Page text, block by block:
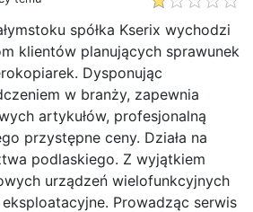
spółka Kserix wychodzi
klientów planujących sprawunek
Dysponując
w branży, zapewnia
artykułów, profesjonalną
przystępne ceny. Działa na
podlaskiego. Z wyjątkiem
urządzeń wielofunkcyjnych
Prowadząc serwis